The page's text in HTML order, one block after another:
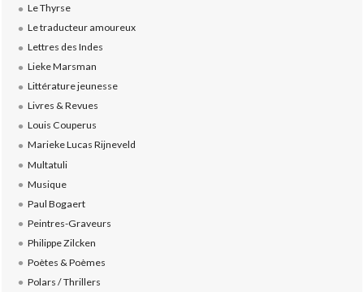
Le Thyrse
Le traducteur amoureux
Lettres des Indes
Lieke Marsman
Littérature jeunesse
Livres & Revues
Louis Couperus
Marieke Lucas Rijneveld
Multatuli
Musique
Paul Bogaert
Peintres-Graveurs
Philippe Zilcken
Poètes & Poèmes
Polars / Thrillers